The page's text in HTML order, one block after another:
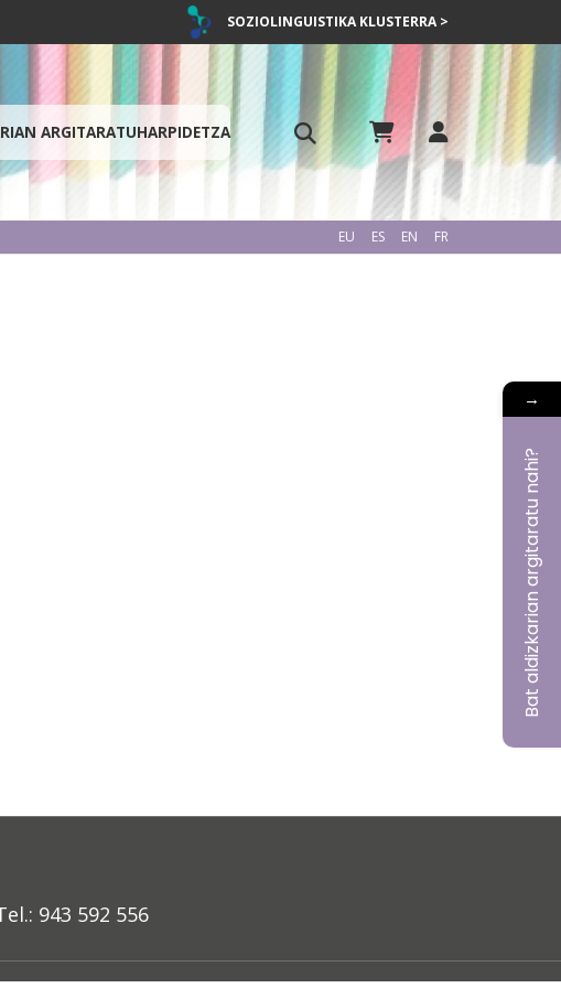
SOZIOLINGUISTIKA KLUSTERRA >
ARGITARATUHARPIDETZA
EU ES EN FR
943 592 556
→
Bat aldizkarian argitaratu nahi?